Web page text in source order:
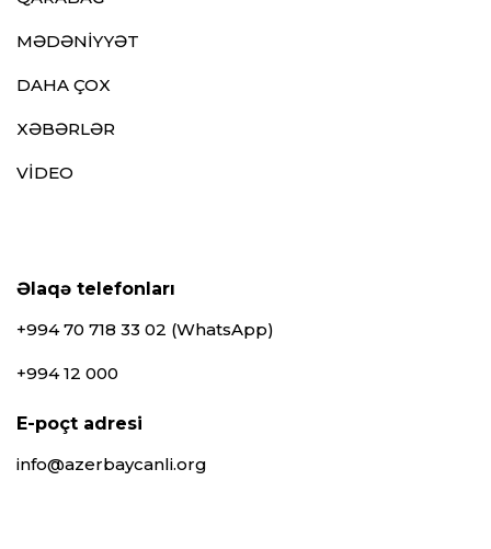
MƏDƏNİYYƏT
DAHA ÇOX
XƏBƏRLƏR
VİDEO
Əlaqə telefonları
+994 70 718 33 02 (WhatsApp)
+994 12 000
E-poçt adresi
info@azerbaycanli.org